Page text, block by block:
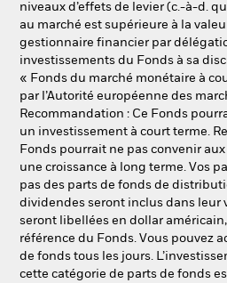
niveaux d’effets de levier (c.-à-d.
au marché est supérieure à la
gestionnaire financier par
investissements du Fonds à sa
« Fonds du marché monétaire à
par l’Autorité européenne des
Recommandation : Ce Fonds
un investissement à court terme.
Fonds pourrait ne pas convenir
une croissance à long terme. Vos
pas des parts de fonds de
dividendes seront inclus dans leur
seront libellées en dollar
référence du Fonds. Vous pouvez
de fonds tous les jours.
cette catégorie de parts de fonds